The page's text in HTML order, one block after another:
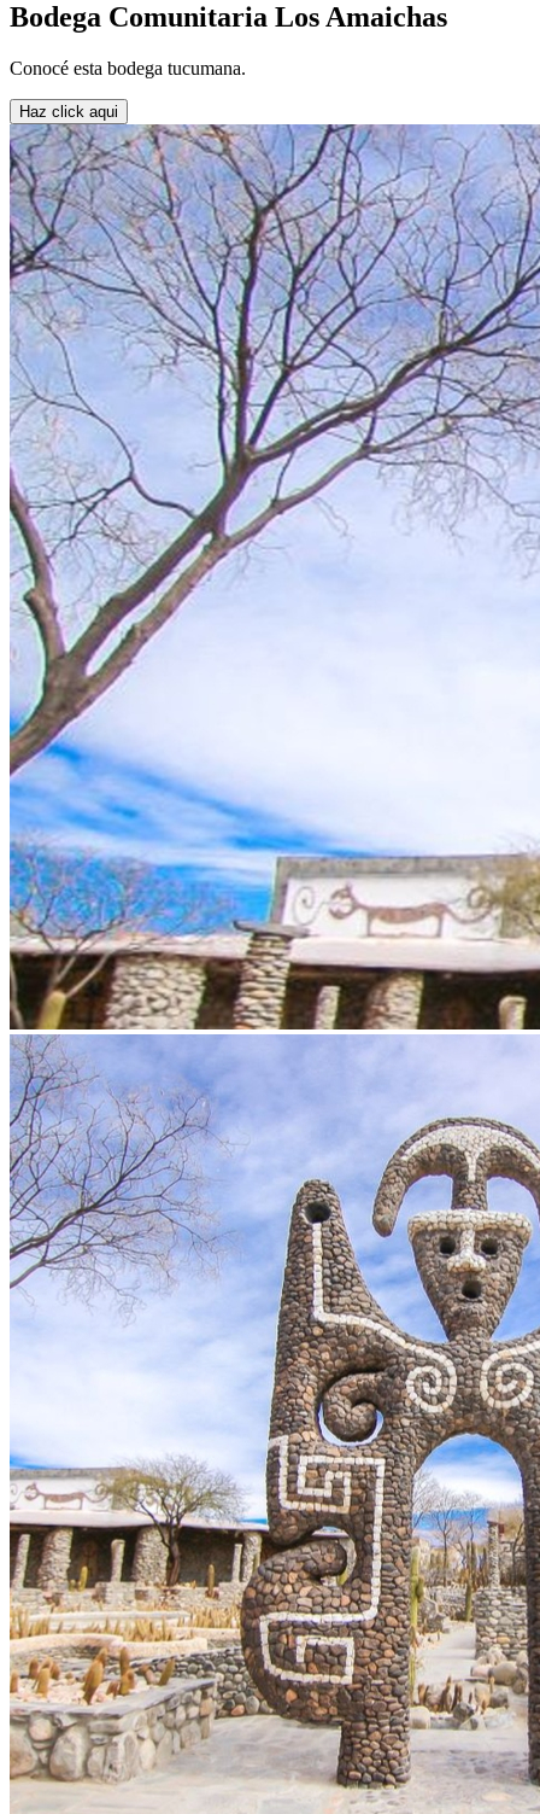
Bodega Comunitaria Los Amaichas
Conocé esta bodega tucumana.
Haz click aqui